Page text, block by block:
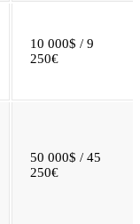
10 000$ / 9
250€
50 000$ / 45
250€